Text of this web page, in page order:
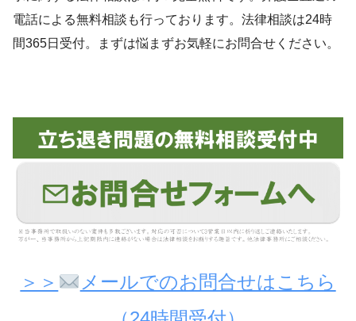
電話による無料相談も行っております。法律相談は24時
間365日受付。まずは悩まずお気軽にお問合せください。
＞＞
メールでのお問合せはこちら